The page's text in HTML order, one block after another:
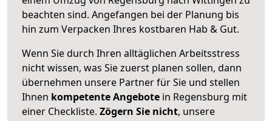
beachten sind. Angefangen bei der Planung bis
hin zum Verpacken Ihres kostbaren Hab & Gut.
Wenn Sie durch Ihren alltäglichen Arbeitsstress
nicht wissen, was Sie zuerst planen sollen, dann
übernehmen unsere Partner für Sie und stellen
Ihnen kompetente Angebote in Regensburg mit
einer Checkliste. Zögern Sie nicht, unsere